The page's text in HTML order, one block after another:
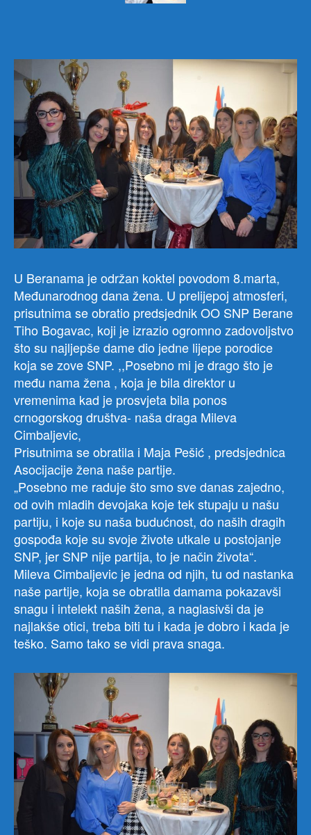
U Beranama je održan koktel povodom 8.marta,
Međunarodnog dana žena. U prelijepoj atmosferi,
prisutnima se obratio predsjednik OO SNP Berane
Tiho Bogavac, koji je izrazio ogromno zadovoljstvo
što su najljepše dame dio jedne lijepe porodice
koja se zove SNP. ,,Posebno mi je drago što je
među nama žena , koja je bila direktor u
vremenima kad je prosvjeta bila ponos
crnogorskog društva- naša draga Mileva
Cimbaljevic,
Prisutnima se obratila i Maja Pešić , predsjednica
Asocijacije žena naše partije.
„Posebno me raduje što smo sve danas zajedno,
od ovih mladih devojaka koje tek stupaju u našu
partiju, i koje su naša budućnost, do naših dragih
gospođa koje su svoje živote utkale u postojanje
SNP, jer SNP nije partija, to je način života“.
Mileva Cimbaljevic je jedna od njih, tu od nastanka
naše partije, koja se obratila damama pokazavši
snagu i intelekt naših žena, a naglasivši da je
najlakše otici, treba biti tu i kada je dobro i kada je
teško. Samo tako se vidi prava snaga.